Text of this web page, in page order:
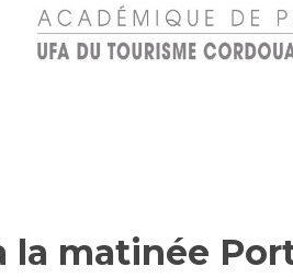
la matinée